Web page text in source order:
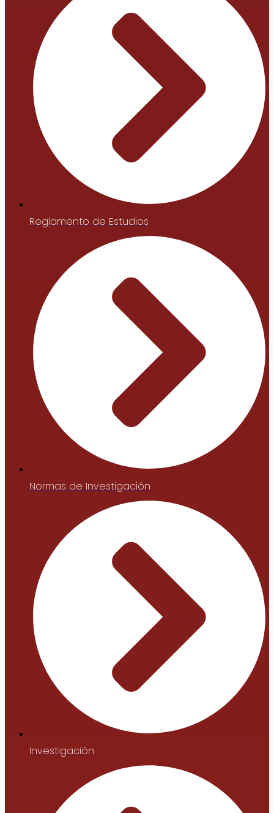
Reglamento de Estudios
Normas de Investigación
Investigación